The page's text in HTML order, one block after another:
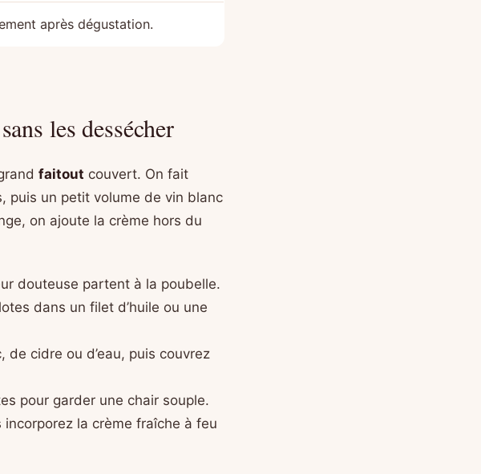
après dégustation.
les dessécher
faitout couvert. On fait
puis un petit volume de vin blanc
on ajoute la crème hors du
douteuse partent à la poubelle.
dans un filet d’huile ou une
cidre ou d’eau, puis couvrez
pour garder une chair souple.
la crème fraîche à feu